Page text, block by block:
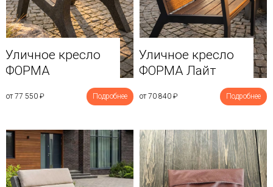
Уличное кресло
ФОРМА
от 77 550 ₽ Подробнее
Уличное кресло
ФОРМА Лайт
от 70 840 ₽ Подробнее